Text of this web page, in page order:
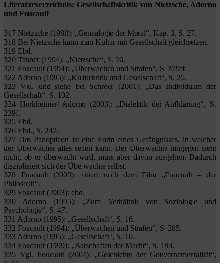
Literaturverzeichnis: Gesellschaftskritik von Nietzsche, Adorno
und Foucault
317 Nietzsche (1988): „Genealogie der Moral“, Kap. 3, S. 27.
318 Bei Nietzsche kann man Kultur mit Gesellschaft gleichsetzen.
319 Ebd.
320 Tanner (1994): „Nietzsche“, S. 26.
321 Foucault (1994): „Überwachen und Strafen“, S. 379ff.
322 Adorno (1995): „Kulturkritik und Gesellschaft“, S. 25.
323 Vgl. und siehe bei Schroer (2001): „Das Individuum der
Gesellschaft“, S. 102.
324 Horkheimer/ Adorno (2003): „Dialektik der Aufklärung“, S.
239f.
325 Ebd.
326 Ebd., S. 242.
327 Das Panopticon ist eine Form eines Gefängnisses, in welcher
der Überwacher alles sehen kann. Der Überwachte hingegen sieht
nicht, ob er überwacht wird, muss aber davon ausgehen. Dadurch
diszipliniert sich der Überwachte selbst.
328 Foucault (2003): zitiert nach dem Film „Foucault – der
Philosoph“.
329 Foucault (2003): ebd.
330 Adorno (1995): „Zum Verhältnis von Soziologie und
Psychologie“, S. 47.
331 Adorno (1995): „Gesellschaft“, S. 16.
332 Foucault (1994): „Überwachen und Strafen“, S. 285.
333 Adorno (1995): „Gesellschaft“, S. 10.
334 Foucault (1999): „Botschaften der Macht“, S. 183.
335 Vgl. Foucault (2004): „Geschichte der Gouvernementalität“,